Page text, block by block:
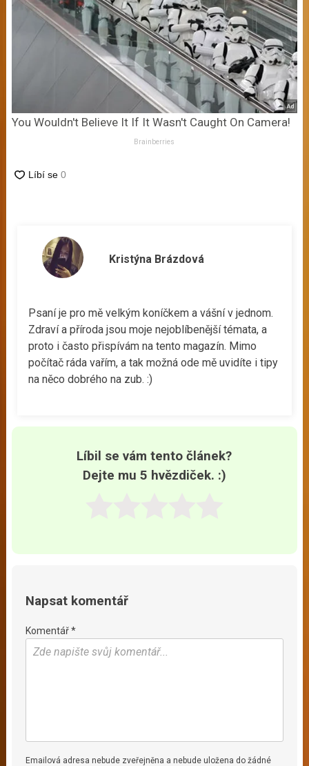
You Wouldn't Believe It If It Wasn't Caught On Camera!
Brainberries
Kristýna Brázdová
Psaní je pro mě velkým koníčkem a vášní v jednom.
Zdraví a příroda jsou moje nejoblíbenější témata, a
proto i často přispívám na tento magazín. Mimo
počítač ráda vařím, a tak možná ode mě uvidíte i tipy
na něco dobrého na zub. :)
Líbil se vám tento článek?
Dejte mu 5 hvězdiček. :)
Napsat komentář
Komentář *
Emailová adresa nebude zveřejněna a nebude uložena do žádné